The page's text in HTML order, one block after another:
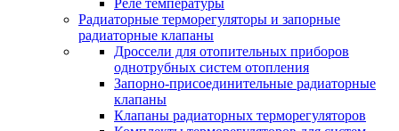
Реле температуры
Радиаторные терморегуляторы и запорные
радиаторные клапаны
Дроссели для отопительных приборов
однотрубных систем отопления
Запорно-присоединительные радиаторные
клапаны
Клапаны радиаторных терморегуляторов